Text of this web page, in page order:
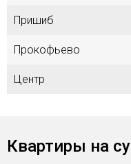
Пришиб
Прокофьево
Центр
Квартиры на